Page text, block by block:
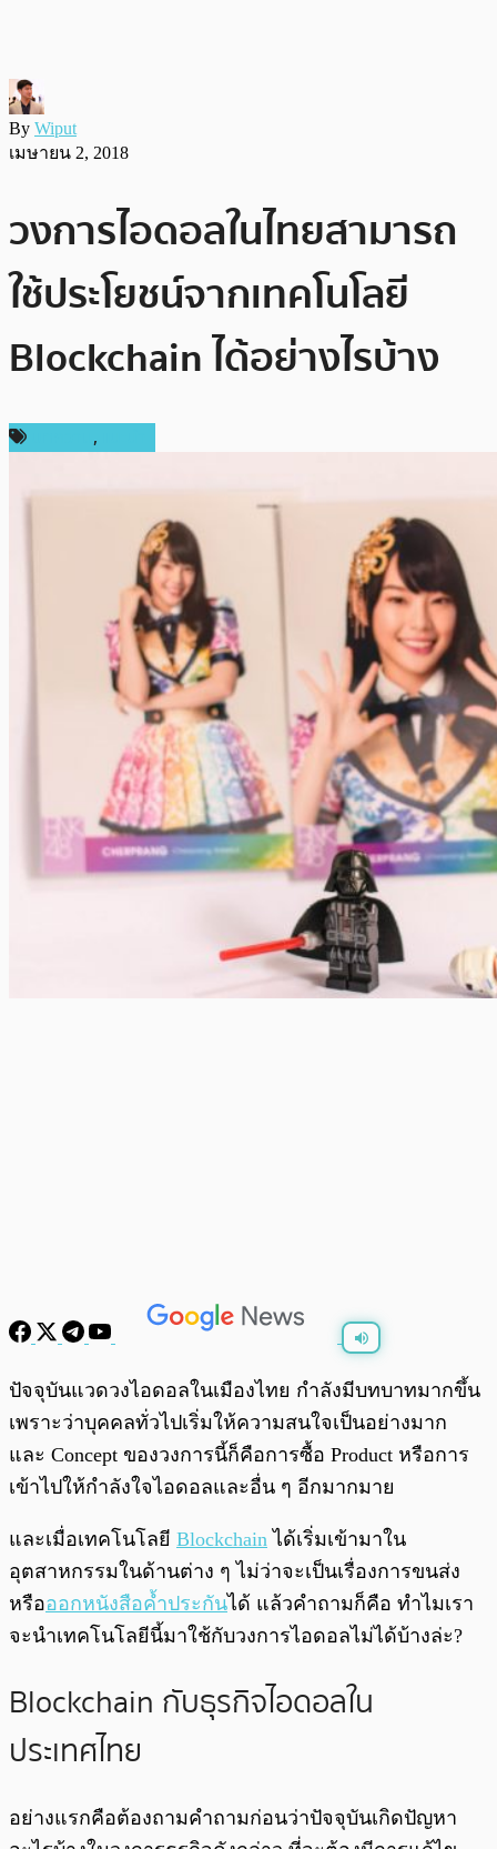
By Wiput
เมษายน 2, 2018
วงการไอดอลในไทยสามารถ
ใช้ประโยชน์จากเทคโนโลยี
Blockchain ได้อย่างไรบ้าง
,
ปัจจุบันแวดวงไอดอลในเมืองไทย กำลังมีบทบาทมากขึ้น
เพราะว่าบุคคลทั่วไปเริ่มให้ความสนใจเป็นอย่างมาก
และ Concept ของวงการนี้ก็คือการซื้อ Product หรือการ
เข้าไปให้กำลังใจไอดอลและอื่น ๆ อีกมากมาย
และเมื่อเทคโนโลยี Blockchain ได้เริ่มเข้ามาใน
อุตสาหกรรมในด้านต่าง ๆ ไม่ว่าจะเป็นเรื่องการขนส่ง
หรือออกหนังสือค้ำประกันได้ แล้วคำถามก็คือ ทำไมเรา
จะนำเทคโนโลยีนี้มาใช้กับวงการไอดอลไม่ได้บ้างล่ะ?
Blockchain กับธุรกิจไอดอลใน
ประเทศไทย
อย่างแรกคือต้องถามคำถามก่อนว่าปัจจุบันเกิดปัญหา